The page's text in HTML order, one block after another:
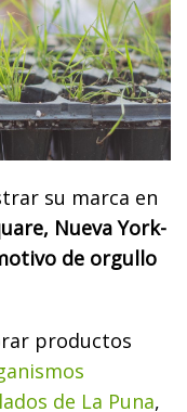
su marca en
Nueva York-
de orgullo
productos
de La Puna,